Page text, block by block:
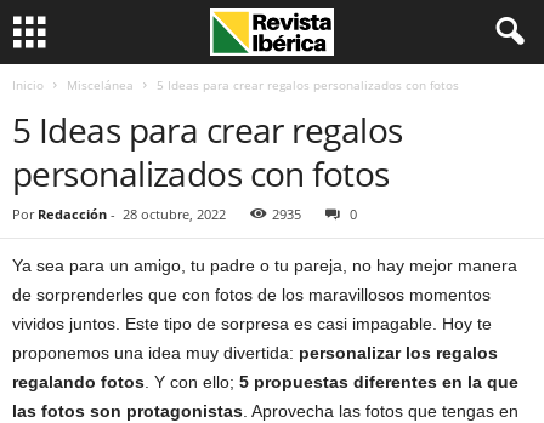
Inicio Miscelánea 5 Ideas para crear regalos personalizados con fotos
5 Ideas para crear regalos
personalizados con fotos
Por Redacción - 28 octubre, 2022 2935 0
Ya sea para un amigo, tu padre o tu pareja, no hay mejor manera
de sorprenderles que con fotos de los maravillosos momentos
vividos juntos. Este tipo de sorpresa es casi impagable. Hoy te
proponemos una idea muy divertida: personalizar los regalos
regalando fotos . Y con ello; 5 propuestas diferentes en la que
las fotos son protagonistas . Aprovecha las fotos que tengas en